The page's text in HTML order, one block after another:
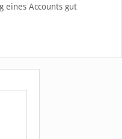
eines Accounts gut